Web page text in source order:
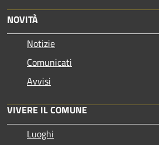
NOVITÀ
Notizie
Comunicati
Avvisi
VIVERE IL COMUNE
Luoghi